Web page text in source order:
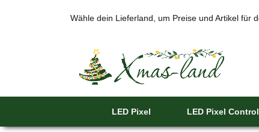
Wähle dein Lieferland, um Preise und Artikel für
LED Pixel LED Pixel